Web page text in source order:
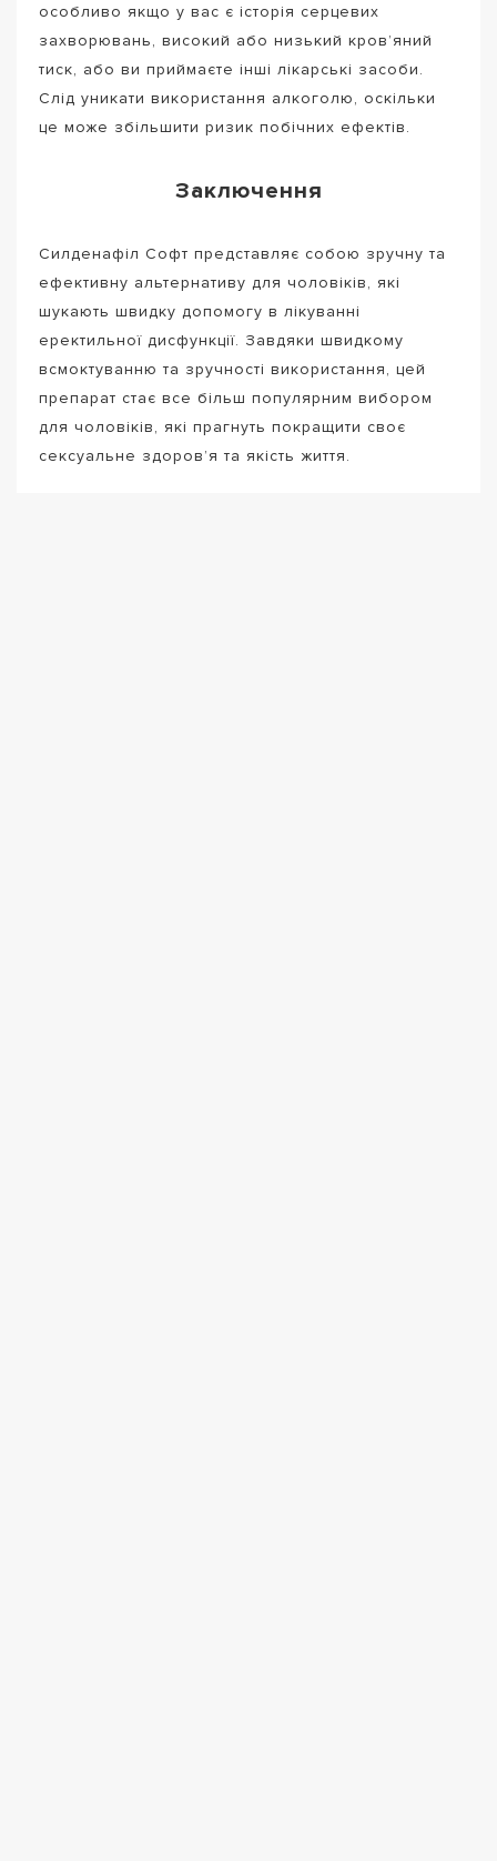
особливо якщо у вас є історія серцевих
захворювань, високий або низький кров’яний
тиск, або ви приймаєте інші лікарські засоби.
Слід уникати використання алкоголю, оскільки
це може збільшити ризик побічних ефектів.
Заключення
Силденафіл Софт представляє собою зручну та
ефективну альтернативу для чоловіків, які
шукають швидку допомогу в лікуванні
еректильної дисфункції. Завдяки швидкому
всмоктуванню та зручності використання, цей
препарат стає все більш популярним вибором
для чоловіків, які прагнуть покращити своє
сексуальне здоров’я та якість життя.